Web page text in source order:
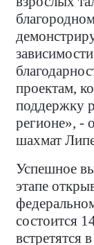
проектам,
поддержку
регионе», -
шахмат
Успешное
этапе
состоится
встретятся